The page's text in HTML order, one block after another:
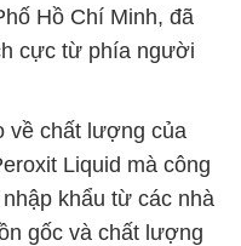
Hồ Chí Minh, đã
cực từ phía người
về chất lượng của
Liquid mà công
khẩu từ các nhà
gốc và chất lượng